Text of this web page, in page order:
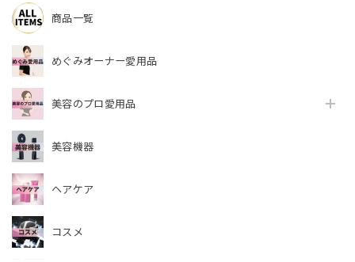
商品一覧
めぐみオーナー愛用品
美容のプロ愛用品
美容機器
ヘアケア
コスメ